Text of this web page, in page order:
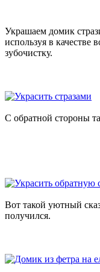
Украшаем домик
используя в качестве
зубочистку.
С обратной стороны
Вот такой уютный
получился.